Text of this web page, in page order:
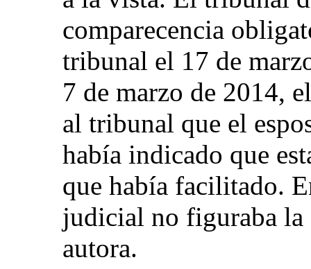
comparecencia
tribunal el 17 de
7 de marzo de 2014,
al tribunal que el
había indicado que
que había facilitado.
judicial no figuraba
autora.